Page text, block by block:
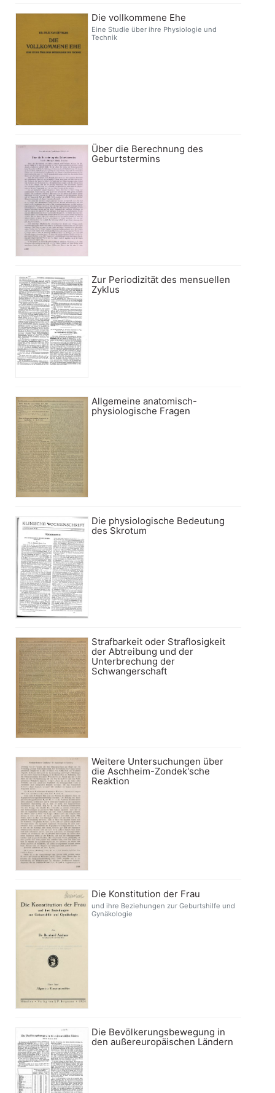
Die vollkommene Ehe
Eine Studie über ihre Physiologie und
Technik
Über die Berechnung des
Geburtstermins
Zur Periodizität des mensuellen
Zyklus
Allgemeine anatomisch-
physiologische Fragen
Die physiologische Bedeutung
des Skrotum
Strafbarkeit oder Straflosigkeit
der Abtreibung und der
Unterbrechung der
Schwangerschaft
Weitere Untersuchungen über
die Aschheim-Zondek'sche
Reaktion
Die Konstitution der Frau
und ihre Beziehungen zur Geburtshilfe und
Gynäkologie
Die Bevölkerungsbewegung in
den außereuropäischen Ländern